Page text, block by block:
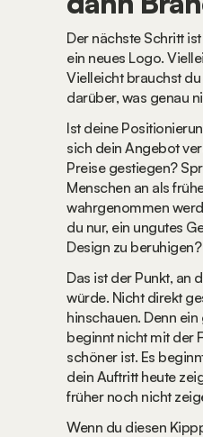
Der nächste Schritt
ein neues Logo.
Vielleicht brauchst
darüber, was genau
Ist deine
sich dein Angebot
Preise gestiegen?
Menschen an als
wahrgenommen
du nur, ein ungutes
Design zu
Das ist der Punkt, an
würde. Nicht direkt
hinschauen. Denn
beginnt nicht mit der
schöner ist. Es
dein Auftritt heute
früher noch nicht
Wenn du diesen